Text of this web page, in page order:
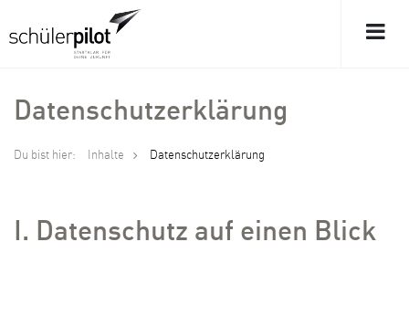
Datenschutzerklärung
Du bist hier: Inhalte Datenschutzerklärung
I. Datenschutz auf einen Blick